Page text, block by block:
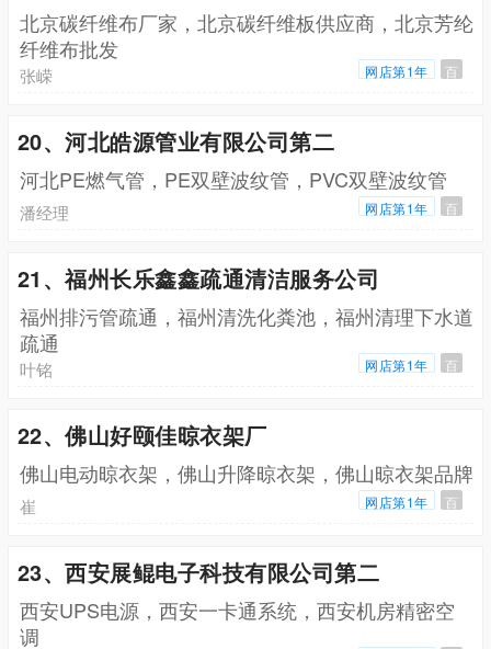
北京碳纤维布厂家，北京碳纤维板供应商，北京芳纶
纤维布批发
张嵘 网店第1年 百
20、河北皓源管业有限公司第二
河北PE燃气管，PE双壁波纹管，PVC双壁波纹管
潘经理 网店第1年 百
21、福州长乐鑫鑫疏通清洁服务公司
福州排污管疏通，福州清洗化粪池，福州清理下水道
疏通
叶铭 网店第1年 百
22、佛山好颐佳晾衣架厂
佛山电动晾衣架，佛山升降晾衣架，佛山晾衣架品牌
崔 网店第1年 百
23、西安展鲲电子科技有限公司第二
西安UPS电源，西安一卡通系统，西安机房精密空
调